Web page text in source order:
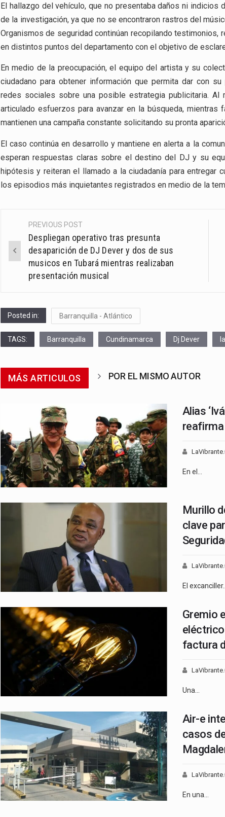
El hallazgo del vehículo, que no presentaba daños ni indicios
de la investigación, ya que no se encontraron rastros del
Organismos de seguridad continúan recopilando testimonios,
en distintos puntos del departamento con el objetivo de
En medio de la preocupación, el equipo del artista y su
ciudadano para obtener información que permita dar con
redes sociales sobre una posible estrategia publicitaria. Al
articulado esfuerzos para avanzar en la búsqueda,
mantienen una campaña constante solicitando su pronta
El caso continúa en desarrollo y mantiene en alerta a la
esperan respuestas claras sobre el destino del DJ y su
hipótesis y reiteran el llamado a la ciudadanía para entregar
los episodios más inquietantes registrados en medio de la
Post
navigation
PREVIOUS POST
Despliegan operativo tras presunta
desaparición de DJ Dever y dos de sus
musicos en Tubará mientras realizaban
presentación musical
Posted in: Barranquilla - Atlántico
TAGS: Barranquilla Cundinamarca Dj Dever
MÁS ARTICULOS POR EL MISMO AUTOR
Alias
En el…
Murillo
clave
El excanciller…
Gremio
factura
Una…
Air-e
casos
En una…